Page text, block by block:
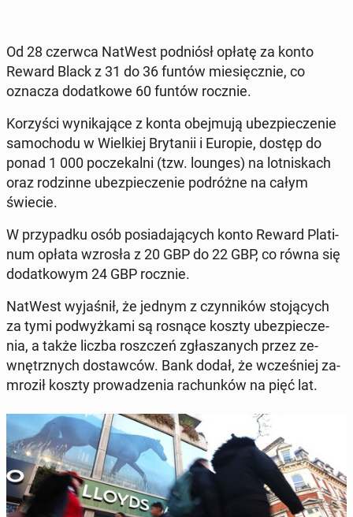
Od 28 czerwca NatWest pod­niósł opłatę za konto
Reward Black z 31 do 36 funtów mie­sięcz­nie, co
oznacza do­dat­ko­we 60 funtów rocznie.
Ko­rzy­ści wy­ni­ka­ją­ce z konta obej­mu­ją ubez­pie­cze­nie
sa­mo­cho­du w Wiel­kiej Bry­ta­nii i Europie, dostęp do
ponad 1 000 po­cze­kal­ni (tzw. lounges) na lot­ni­skach
oraz ro­dzin­ne ubez­pie­cze­nie po­dróż­ne na całym
świecie.
W przy­pad­ku osób po­sia­da­ją­cych konto Reward Pla­ti­
num opłata wzrosła z 20 GBP do 22 GBP, co równa się
do­dat­ko­wym 24 GBP rocznie.
NatWest wy­ja­śnił, że jednym z czyn­ni­ków sto­ją­cych
za tymi pod­wyż­ka­mi są rosnące koszty ubez­pie­cze­
nia, a także liczba rosz­czeń zgła­sza­nych przez ze­
wnętrz­nych do­staw­ców. Bank dodał, że wcze­śniej za­
mro­ził koszty pro­wa­dze­nia ra­chun­ków na pięć lat.